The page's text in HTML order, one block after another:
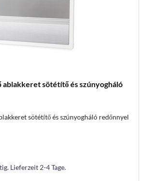
ablakkeret sötétítő és szúnyogháló
sötétítő és szúnyogháló redőnnyel
Lieferzeit 2-4 Tage.